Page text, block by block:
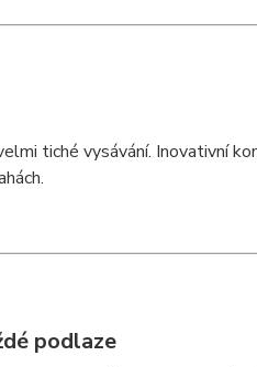
tiché vysávání. Inovativní
podlaze